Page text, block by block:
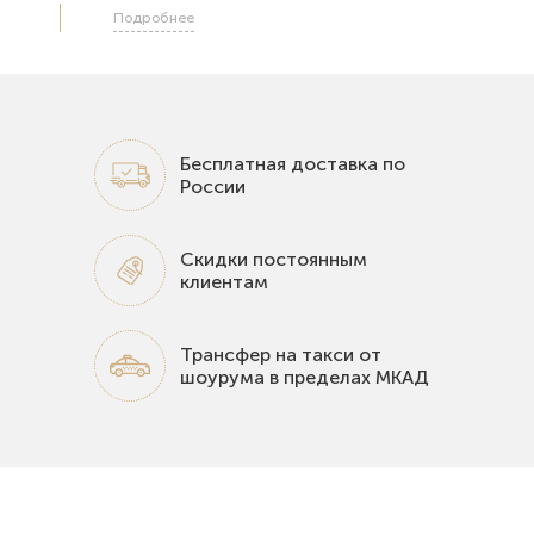
Подробнее
Бесплатная доставка по
России
Скидки постоянным
клиентам
Трансфер на такси от
шоурума в пределах МКАД